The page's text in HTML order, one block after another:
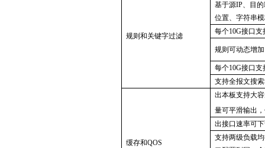
规则和关键字过滤
基于源IP、目
位置、字符串
每个10G接口
规则可动态增
每个10G接口
支持全报文搜
缓存和QOS
出本板支持大
量可平滑输出
出接口速率可
支持两级负载